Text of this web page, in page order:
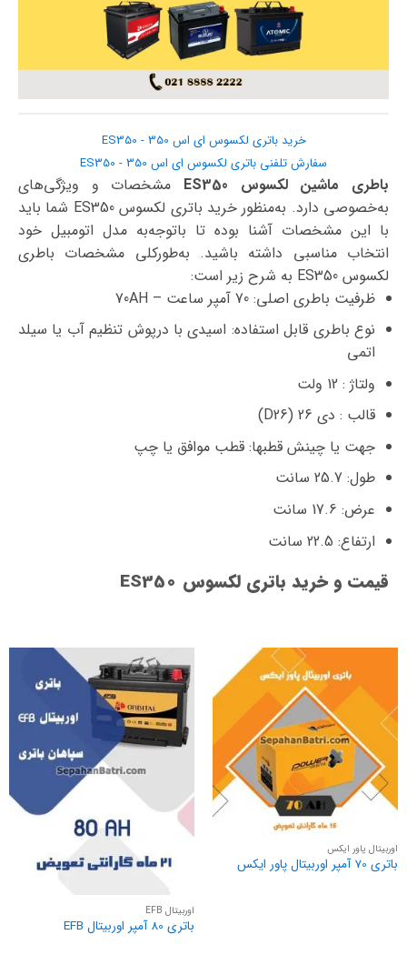
خرید باتری لکسوس ای اس 350 - ES350
سفارش تلفنی باتری لکسوس ای اس 350 - ES350
باطری ماشین لکسوس ES350
مشخصات و ویژگی‌های
به‌خصوصی دارد. به‌منظور خرید باتری لکسوس ES350 شما باید
با این مشخصات آشنا بوده تا با‌توجه‌به مدل اتومبیل خود
انتخاب مناسبی داشته باشید. به‌طورکلی مشخصات باطری
لکسوس ES350 به شرح زیر است:
ظرفیت باطری اصلی: 70 آمپر ساعت – 70AH
نوع باطری قابل استفاده: اسیدی با درپوش تنظیم آب یا سیلد
اتمی
ولتاژ : 12 ولت
قالب : دی 26 (D26)
جهت یا چینش قطبها: قطب موافق یا چپ
طول: 25.7 سانت
عرض: 17.6 سانت
ارتفاع: 22.5 سانت
قیمت و خرید باتری لکسوس ES350
اوربیتال پاور ایکس
باتری 70 آمپر اوربیتال پاور ایکس
اوربیتال EFB
باتری 80 آمپر اوربیتال EFB